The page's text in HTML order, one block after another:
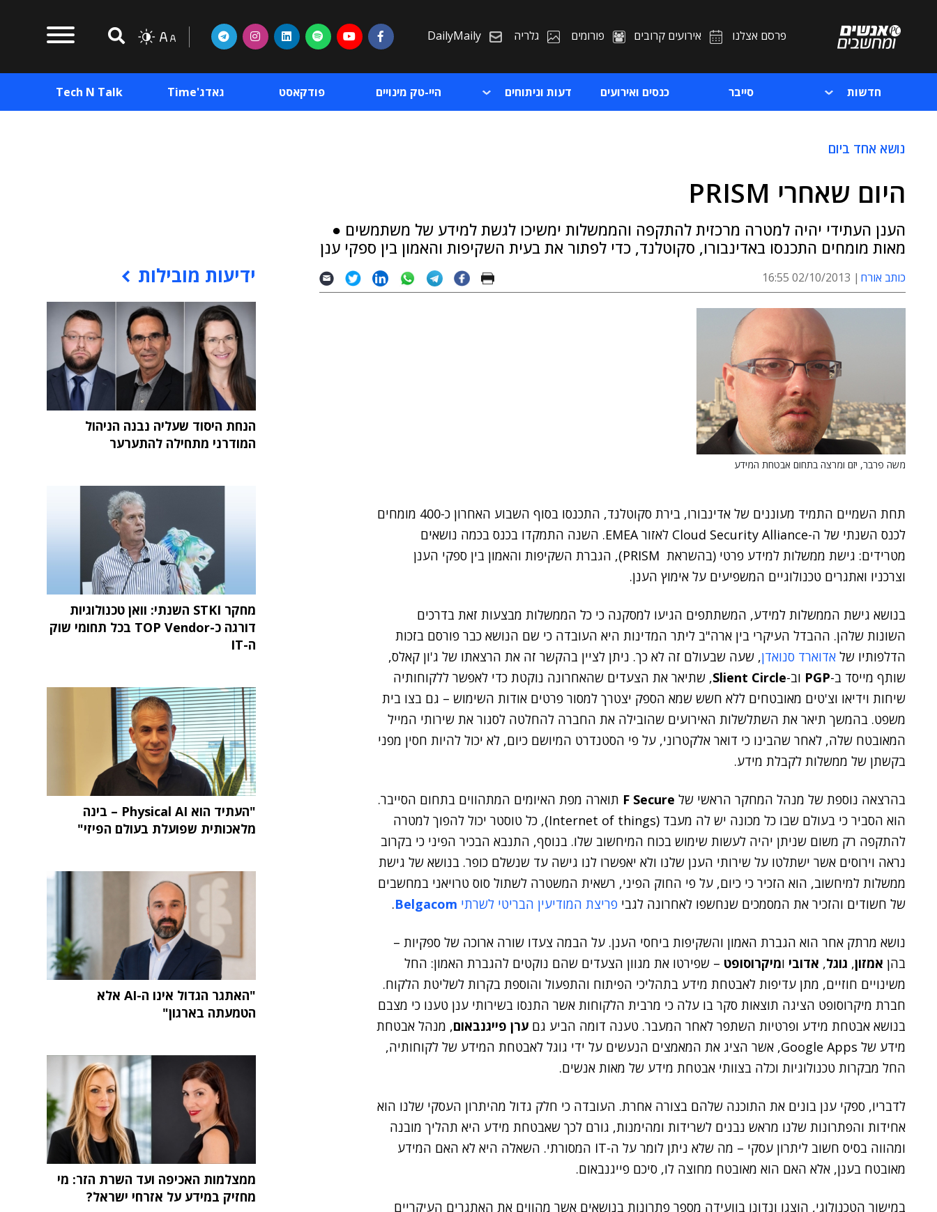
פרסם אצלנו אירועים קרובים פורומים גלריה DailyMaily
חדשות סייבר כנסים ואירועים דעות וניתוחים היי-טק מינויים פודקאסט גאדג'Time Tech N Talk
נושא אחד ביום
היום שאחרי PRISM
הענן העתידי יהיה למטרה מרכזית להתקפה והממשלות ימשיכו לגשת למידע של משתמשים ●
מאות מומחים התכנסו באדינבורו, סקוטלנד, כדי לפתור את בעית השקיפות והאמון בין ספקי ענן
כותב אורח 02/10/2013 16:55
משה פרבר, יזם ומרצה בתחום אבטחת המידע
תחת השמיים התמיד מעוננים של אדינבורו, בירת סקוטלנד, התכנסו בסוף השבוע האחרון כ-400 מומחים
לכנס השנתי של ה-Cloud Security Alliance לאזור EMEA. השנה התמקדו בכנס בכמה נושאים
מטרידים: גישת ממשלות למידע פרטי (בהשראת PRISM), הגברת השקיפות והאמון בין ספקי הענן
וצרכניו ואתגרים טכנולוגיים המשפיעים על אימוץ הענן.
בנושא גישת הממשלות למידע, המשתתפים הגיעו למסקנה כי כל הממשלות מבצעות זאת בדרכים
השונות שלהן. ההבדל העיקרי בין ארה"ב ליתר המדינות היא העובדה כי שם הנושא כבר פורסם בזכות
הדלפותיו של אדוארד סנואדן, שעה שבעולם זה לא כך. ניתן לציין בהקשר זה את הרצאתו של ג'ון קאלס,
שותף מייסד ב-PGP וב-Slient Circle, שתיאר את הצעדים שהאחרונה נוקטת כדי לאפשר ללקוחותיה
שיחות וידיאו וצ'טים מאובטחים ללא חשש שמא הספק יצטרך למסור פרטים אודות השימוש – גם בצו בית
משפט. בהמשך תיאר את השתלשלות האירועים שהובילה את החברה להחלטה לסגור את שירותי המייל
המאובטח שלה, לאחר שהבינו כי דואר אלקטרוני, על פי הסטנדרט המיושם כיום, לא יכול להיות חסין מפני
בקשתן של ממשלות לקבלת מידע.
בהרצאה נוספת של מנהל המחקר הראשי של F Secure תוארה מפת האיומים המתהווים בתחום הסייבר.
הוא הסביר כי בעולם שבו כל מכונה יש לה מעבד (Internet of things), כל טוסטר יכול להפוך למטרה
להתקפה רק משום שניתן יהיה לעשות שימוש בכוח המיחשוב שלו. בנוסף, התנבא הבכיר הפיני כי בקרוב
נראה וירוסים אשר ישתלטו על שירותי הענן שלנו ולא יאפשרו לנו גישה עד שנשלם כופר. בנושא של גישת
ממשלות למיחשוב, הוא הזכיר כי כיום, על פי החוק הפיני, רשאית המשטרה לשתול סוס טרויאני במחשבים
של חשודים והזכיר את המסמכים שנחשפו לאחרונה לגבי פריצת המודיעין הבריטי לשרתי Belgacom
.
נושא מרתק אחר הוא הגברת האמון והשקיפות ביחסי הענן. על הבמה צעדו שורה ארוכה של ספקיות –
בהן אמזון, גוגל, אדובי ומיקרוסופט – שפירטו את מגוון הצעדים שהם נוקטים להגברת האמון: החל
משינויים חוזיים, מתן עדיפות לאבטחת מידע בתהליכי הפיתוח והתפעול והוספת בקרות לשליטת הלקוח.
חברת מיקרוסופט הציגה תוצאות סקר בו עלה כי מרבית הלקוחות אשר התנסו בשירותי ענן טענו כי מצבם
בנושא אבטחת מידע ופרטיות השתפר לאחר המעבר. טענה דומה הביע גם ערן פייגנבאום, מנהל אבטחת
מידע של Google Apps, אשר הציג את המאמצים הנעשים על ידי גוגל לאבטחת המידע של לקוחותיה,
החל מבקרות טכנולוגיות וכלה בצוותי אבטחת מידע של מאות אנשים.
לדבריו, ספקי ענן בונים את התוכנה שלהם בצורה אחרת. העובדה כי חלק גדול מהיתרון העסקי שלנו הוא
אחידות והפתרונות שלנו מראש נבנים לשרידות ומהימנות, גורם לכך שאבטחת מידע היא תהליך מובנה
ומהווה בסיס חשוב ליתרון עסקי – מה שלא ניתן לומר על ה-IT המסורתי. השאלה היא לא האם המידע
מאובטח בענן, אלא האם הוא מאובטח מחוצה לו, סיכם פייגנבאום.
במישור הטכנולוגי, הוצגו ונדונו בוועידה מספר פתרונות בנושאים אשר מהווים את האתגרים העיקריים
ידיעות מובילות
הנחת היסוד שעליה נבנה הניהול
המודרני מתחילה להתערער
מחקר STKI השנתי: וואן טכנולוגיות
דורגה כ-TOP Vendor בכל תחומי שוק
ה-IT
"העתיד הוא Physical AI – בינה
מלאכותית שפועלת בעולם הפיזי"
"האתגר הגדול אינו ה-AI אלא
הטמעתה בארגון"
ממצלמות האכיפה ועד השרת הזר: מי
מחזיק במידע על אזרחי ישראל?